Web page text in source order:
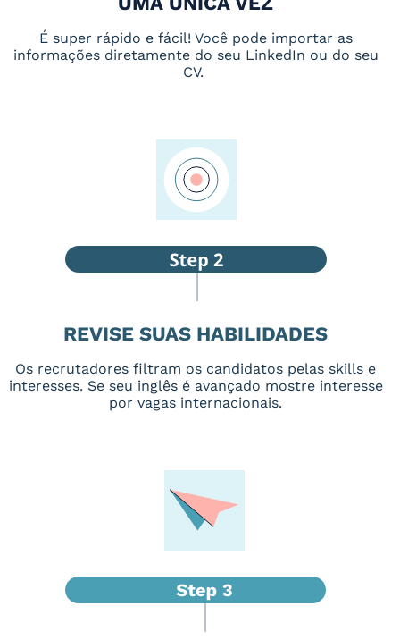
É super rápido e fácil! Você pode importar as
informações diretamente do seu LinkedIn ou do seu
CV.
REVISE SUAS HABILIDADES
Os recrutadores filtram os candidatos pelas skills e
interesses. Se seu inglês é avançado mostre interesse
por vagas internacionais.